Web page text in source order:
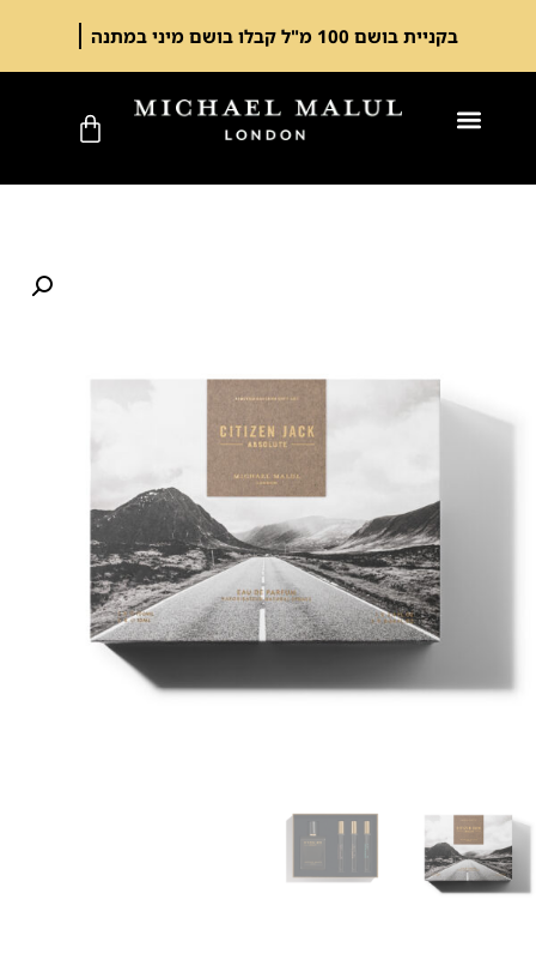
בקניית בושם 100 מ"ל קבלו בושם מיני במתנה